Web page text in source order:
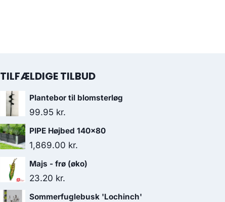
TILFÆLDIGE TILBUD
Plantebor til blomsterløg
99.95 kr.
PIPE Højbed 140x80
1,869.00 kr.
Majs - frø (øko)
23.20 kr.
Sommerfuglebusk 'Lochinch'